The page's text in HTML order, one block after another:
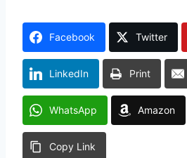
Facebook Twitter
LinkedIn Print
WhatsApp Amazon
Copy Link